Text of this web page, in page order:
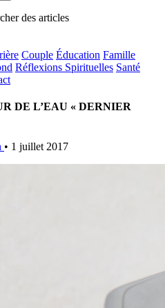
des articles
Couple Éducation Famille
Réflexions Spirituelles Santé
DE L’EAU « DERNIER
• 1 juillet 2017